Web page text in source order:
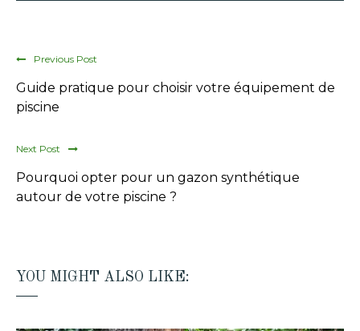
Previous Post
Guide pratique pour choisir votre équipement de
piscine
Next Post
Pourquoi opter pour un gazon synthétique
autour de votre piscine ?
YOU MIGHT ALSO LIKE: